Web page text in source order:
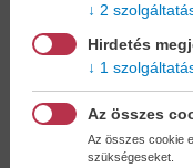
2
Hirdetés
1
Az összes
Az összes cookie
szükségeseket.